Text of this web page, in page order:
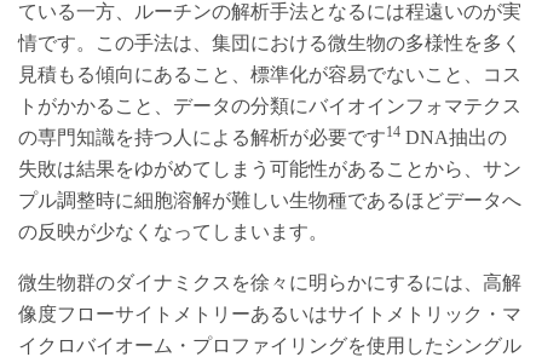
ている一方、ルーチンの解析手法となるには程遠いのが実
情です。この手法は、集団における微生物の多様性を多く
見積もる傾向にあること、標準化が容易でないこと、コス
トがかかること、データの分類にバイオインフォマテクス
の専門知識を持つ人による解析が必要です14 DNA抽出の
失敗は結果をゆがめてしまう可能性があることから、サン
プル調整時に細胞溶解が難しい生物種であるほどデータへ
の反映が少なくなってしまいます。
微生物群のダイナミクスを徐々に明らかにするには、高解
像度フローサイトメトリーあるいはサイトメトリック・マ
イクロバイオーム・プロファイリングを使用したシングル